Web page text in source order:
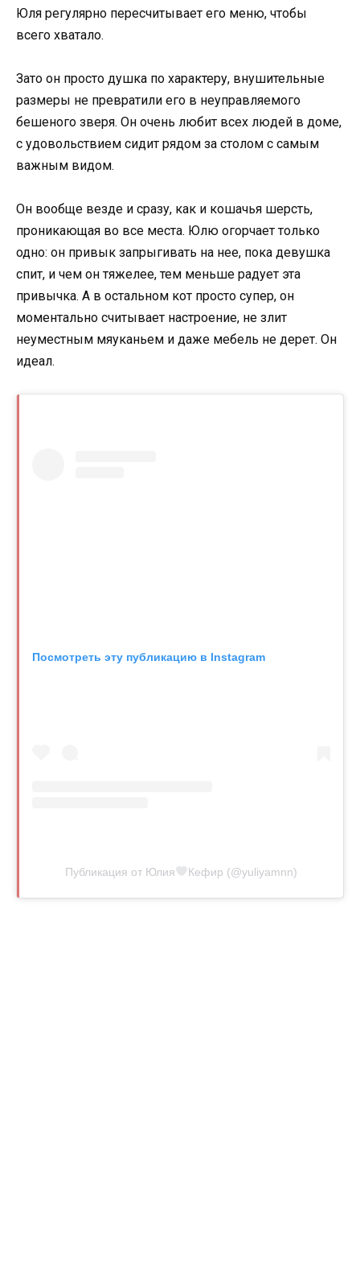
Юля регулярно пересчитывает его меню, чтобы
всего хватало.
Зато он просто душка по характеру, внушительные
размеры не превратили его в неуправляемого
бешеного зверя. Он очень любит всех людей в доме,
с удовольствием сидит рядом за столом с самым
важным видом.
Он вообще везде и сразу, как и кошачья шерсть,
проникающая во все места. Юлю огорчает только
одно: он привык запрыгивать на нее, пока девушка
спит, и чем он тяжелее, тем меньше радует эта
привычка. А в остальном кот просто супер, он
моментально считывает настроение, не злит
неуместным мяуканьем и даже мебель не дерет. Он
идеал.
Посмотреть эту публикацию в Instagram
Публикация от Юлия Кефир (@yuliyamnn)